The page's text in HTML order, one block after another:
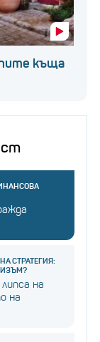
къща
СТРАТЕГИЯ:
на
на